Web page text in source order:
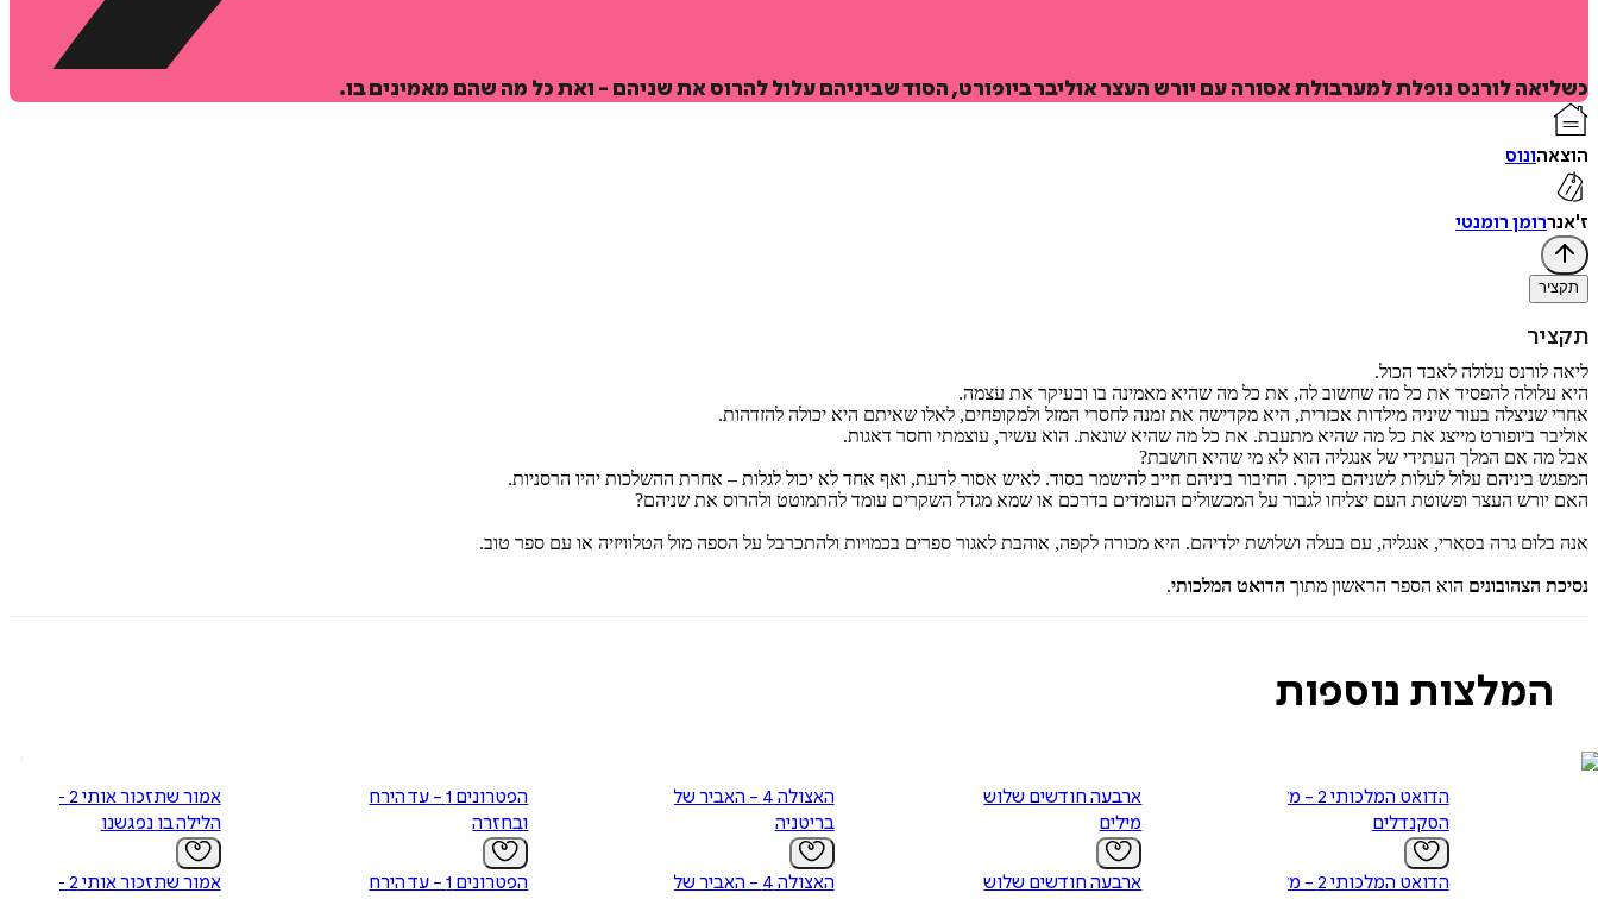
כשליאה לורנס נופלת למערבולת אסורה עם יורש העצר אוליבר ביופורט, הסוד שביניהם עלול להרוס את שניהם - ואת כל מה שהם מאמינים בו.
הוצאהונוס
ז'אנררומן רומנטי
תקציר
תקציר
ליאה לורנס עלולה לאבד הכול.
היא עלולה להפסיד את כל מה שחשוב לה, את כל מה שהיא מאמינה בו ובעיקר את עצמה.
אחרי שניצלה בעור שיניה מילדות אכזרית, היא מקדישה את זמנה לחסרי המזל ולמקופחים, לאלו שאיתם היא יכולה להזדהות.
אוליבר ביופורט מייצג את כל מה שהיא מתעבת. את כל מה שהיא שונאת. הוא עשיר, עוצמתי וחסר דאגות.
אבל מה אם המלך העתידי של אנגליה הוא לא מי שהיא חושבת?
המפגש ביניהם עלול לעלות לשניהם ביוקר. החיבור ביניהם חייב להישמר בסוד. לאיש אסור לדעת, ואף אחד לא יכול לגלות – אחרת ההשלכות יהיו הרסניות.
האם יורש העצר ופשוטת העם יצליחו לגבור על המכשולים העומדים בדרכם או שמא מגדל השקרים עומד להתמוטט ולהרוס את שניהם?
אנה בלום גרה בסארי, אנגליה, עם בעלה ושלושת ילדיהם. היא מכורה לקפה, אוהבת לאגור ספרים בכמויות ולהתכרבל על הספה מול הטלוויזיה או עם ספר טוב.
נסיכת הצהובונים הוא הספר הראשון מתוך הדואט המלכותי.
המלצות נוספות
הדואט המלכותי 2 - מלכת
הסקנדלים
הדואט המלכותי 2 - מלכת
ארבעה חודשים שלוש
מילים
ארבעה חודשים שלוש
האצולה 4 - האביר של
בריטניה
האצולה 4 - האביר של
הפטרונים 1 - עד הירח
ובחזרה
הפטרונים 1 - עד הירח
אמור שתזכור אותי 2 -
הלילה בו נפגשנו
אמור שתזכור אותי 2 -